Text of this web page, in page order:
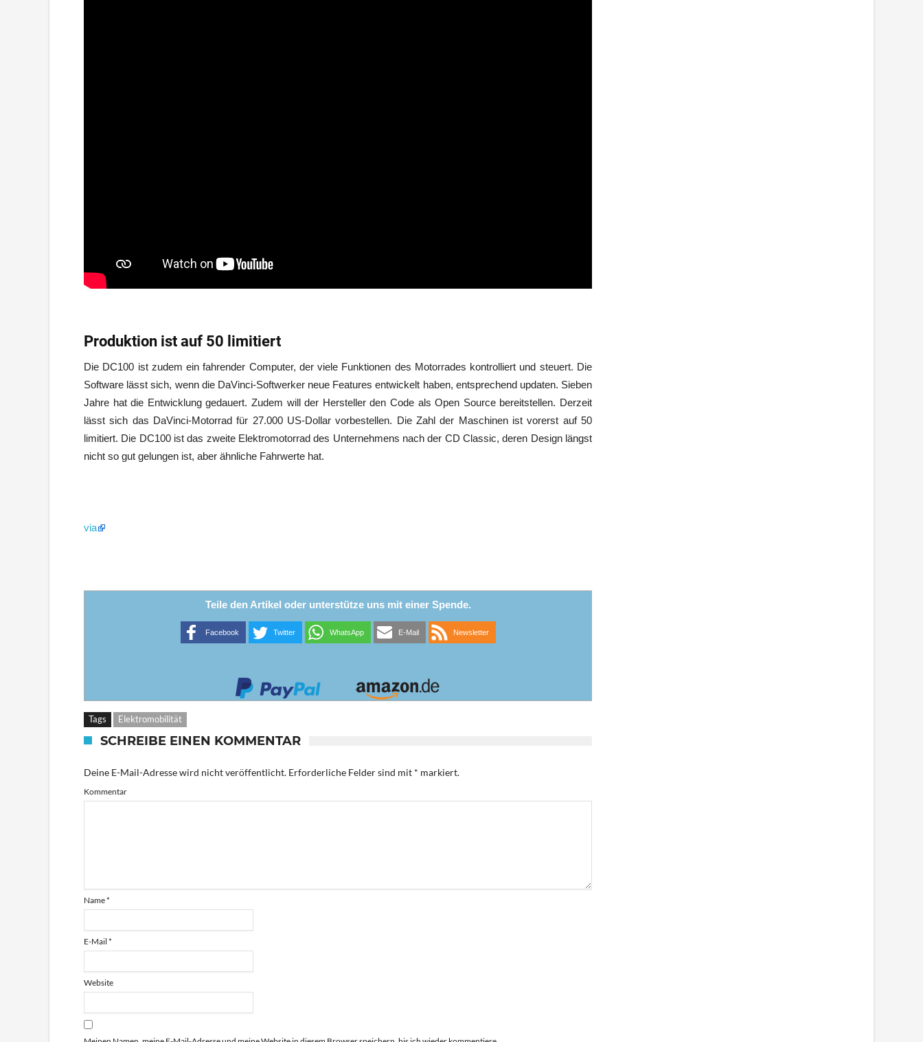
Produktion ist auf 50 limitiert
Die DC100 ist zudem ein fahrender Computer, der viele Funktionen des Motorrades kontrolliert und steuert. Die
Software lässt sich, wenn die DaVinci-Softwerker neue Features entwickelt haben, entsprechend updaten. Sieben
Jahre hat die Entwicklung gedauert. Zudem will der Hersteller den Code als Open Source bereitstellen. Derzeit
lässt sich das DaVinci-Motorrad für 27.000 US-Dollar vorbestellen. Die Zahl der Maschinen ist vorerst auf 50
limitiert. Die DC100 ist das zweite Elektromotorrad des Unternehmens nach der CD Classic, deren Design längst
nicht so gut gelungen ist, aber ähnliche Fahrwerte hat.
via
Teile den Artikel oder unterstütze uns mit einer Spende.
Facebook Twitter WhatsApp E-Mail Newsletter
Tags Elektromobilität
SCHREIBE EINEN KOMMENTAR
Deine E-Mail-Adresse wird nicht veröffentlicht. Erforderliche Felder sind mit * markiert.
Kommentar
Name*
E-Mail *
Website